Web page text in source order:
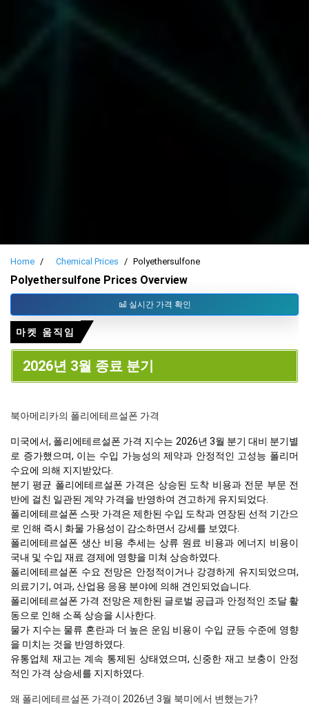
Home Chemical Prices Polyethersulfone
Polyethersulfone Prices Overview
실시간 가격 확인
마켓 움직임
2026년 3월 종료 분기
북아메리카의 폴리에테르설폰 가격
미국에서, 폴리에테르설폰 가격 지수는 2026년 3월 분기 대비 분기별
로 증가했으며, 이는 수입 가능성의 제약과 안정적인 고성능 폴리머
수요에 의해 지지받았다.
분기 평균 폴리에테르설폰 가격은 상승된 도착 비용과 전문 부문 전
반에 걸친 일관된 계약 가격을 반영하여 견고하게 유지되었다.
폴리에테르설폰 스팟 가격은 제한된 수입 도착과 연장된 선적 기간으
로 인해 즉시 화물 가용성이 감소하면서 강세를 보였다.
폴리에테르설폰 생산 비용 추세는 상류 원료 비용과 에너지 비용이
국내 및 수입 재료 경제에 영향을 미쳐 상승하였다.
폴리에테르설폰 수요 전망은 안정적이거나 강경하게 유지되었으며,
의료기기, 여과, 산업용 응용 분야에 의해 견인되었습니다.
폴리에테르설폰 가격 전망은 제한된 글로벌 공급과 안정적인 조달 활
동으로 인해 소폭 상승을 시사한다.
물가 지수는 물류 혼란과 더 높은 운임 비용이 수입 균등 수준에 영향
을 미치는 것을 반영하였다.
유통업체 재고는 계속 통제된 상태였으며, 신중한 재고 보충이 안정
적인 가격 상승세를 지지하였다.
왜 폴리에테르설폰 가격이 2026년 3월 북미에서 변했는가?